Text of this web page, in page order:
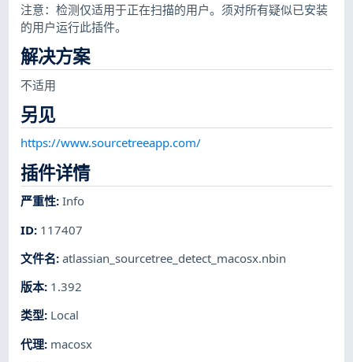
注意：检测仅适用于正在扫描的用户。须对所有疑似已安装
的用户运行此插件。
解决方案
不适用
另见
https://www.sourcetreeapp.com/
插件详情
严重性:Info
ID: 117407
文件名:atlassian_sourcetree_detect_macosx.nbin
版本: 1.392
类型: Local
代理: macosx